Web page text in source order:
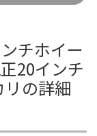
チホイー
20インチ
リの詳細